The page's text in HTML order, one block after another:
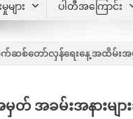
ျား ပါတီအကြောင်း
ဖက်ဆစ်တော်လှန်ရေးနေ့ အထိမ်း
အခမ်းအနားမျာ